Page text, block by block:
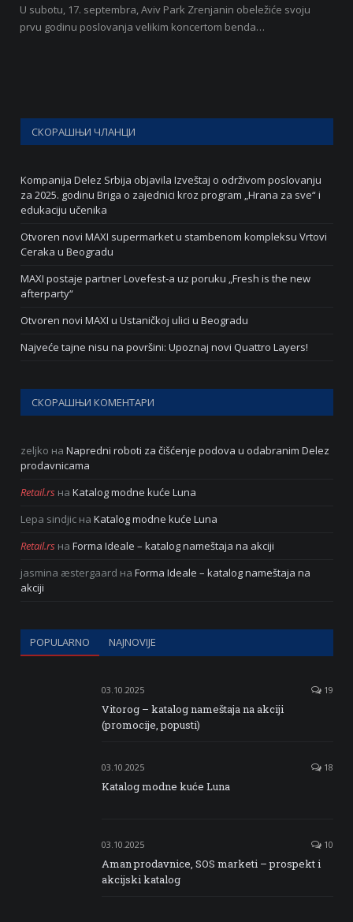
U subotu, 17. septembra, Aviv Park Zrenjanin obeležiće svoju
prvu godinu poslovanja velikim koncertom benda…
СКОРАШЊИ ЧЛАНЦИ
Kompanija Delez Srbija objavila Izveštaj o održivom poslovanju
za 2025. godinu Briga o zajednici kroz program „Hrana za sve“ i
edukaciju učenika
Otvoren novi MAXI supermarket u stambenom kompleksu Vrtovi
Ceraka u Beogradu
MAXI postaje partner Lovefest-a uz poruku „Fresh is the new
afterparty“
Otvoren novi MAXI u Ustaničkoj ulici u Beogradu
Najveće tajne nisu na površini: Upoznaj novi Quattro Layers!
СКОРАШЊИ КОМЕНТАРИ
zeljko на Napredni roboti za čišćenje podova u odabranim Delez
prodavnicama
Retail.rs на Katalog modne kuće Luna
Lepa sindjic на Katalog modne kuće Luna
Retail.rs на Forma Ideale – katalog nameštaja na akciji
jasmina æstergaard на Forma Ideale – katalog nameštaja na
akciji
POPULARNO NAJNOVIJE
03.10.2025 19
Vitorog – katalog nameštaja na akciji
(promocije, popusti)
03.10.2025 18
Katalog modne kuće Luna
03.10.2025 10
Aman prodavnice, SOS marketi – prospekt i
akcijski katalog